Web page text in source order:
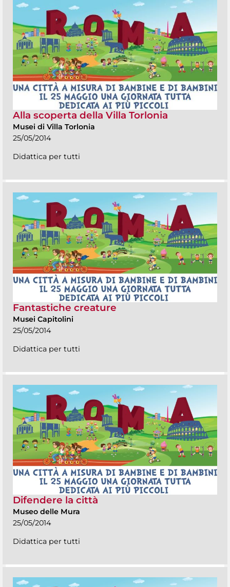
Alla scoperta della Villa Torlonia
Musei di Villa Torlonia
25/05/2014
Didattica per tutti
Fantastiche creature
Musei Capitolini
25/05/2014
Didattica per tutti
Difendere la città
Museo delle Mura
25/05/2014
Didattica per tutti